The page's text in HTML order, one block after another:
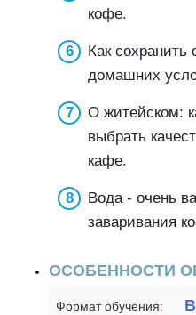
кофе.
Как сохранить
домашних
О житейском:
выбрать
кафе.
Вода - очень
заваривания
ОСОБЕННОСТИ
Формат обучения: